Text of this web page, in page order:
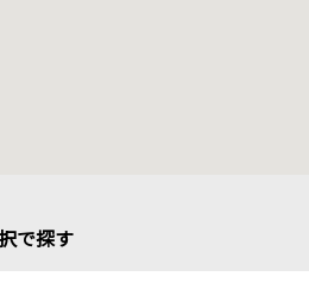
で探す